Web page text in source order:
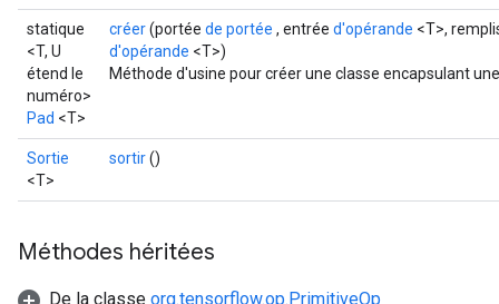
statique
<T, U
étend le
numéro>
Pad <T>
créer(portée de portée , entrée d'opérande <T>,
d'opérande <T>)
Méthode d'usine pour créer une classe encapsulant
Sortie
<T>
sortir()
Méthodes héritées
De la classe org.tensorflow.op.PrimitiveOp